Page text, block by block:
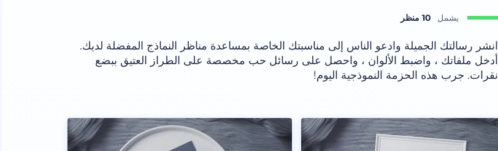
يشمل 10 منظر
انشر رسالتك الجميلة وادعو الناس إلى مناسبتك الخاصة بمساعدة مناظر النماذج المفضلة لديك.
أدخل ملفاتك ، واضبط الألوان ، واحصل على رسائل حب مخصصة على الطراز العتيق ببضع
نقرات. جرب هذه الحزمة النموذجية اليوم!